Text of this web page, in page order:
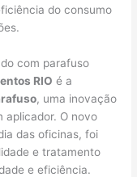
do consumo
com parafuso
RIO é a
, uma inovação
aplicador. O novo
das oficinas, foi
e tratamento
e eficiência.